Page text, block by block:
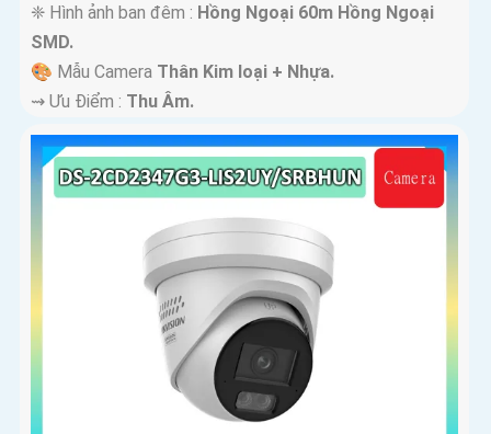
❈ Hình ảnh ban đêm : Hồng Ngoại 60m Hồng Ngoại
SMD.
🎨 Mẫu Camera Thân Kim loại + Nhựa.
️⇝ Ưu Điểm : Thu Âm.